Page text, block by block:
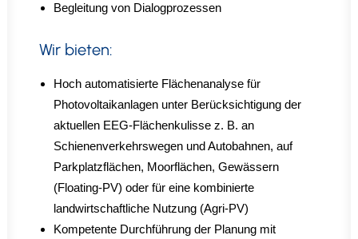
Begleitung von Dialogprozessen
Wir bieten:
Hoch automatisierte Flächenanalyse für
Photovoltaikanlagen unter Berücksichtigung der
aktuellen EEG-Flächenkulisse z. B. an
Schienenverkehrswegen und Autobahnen, auf
Parkplatzflächen, Moorflächen, Gewässern
(Floating-PV) oder für eine kombinierte
landwirtschaftliche Nutzung (Agri-PV)
Kompetente Durchführung der Planung mit